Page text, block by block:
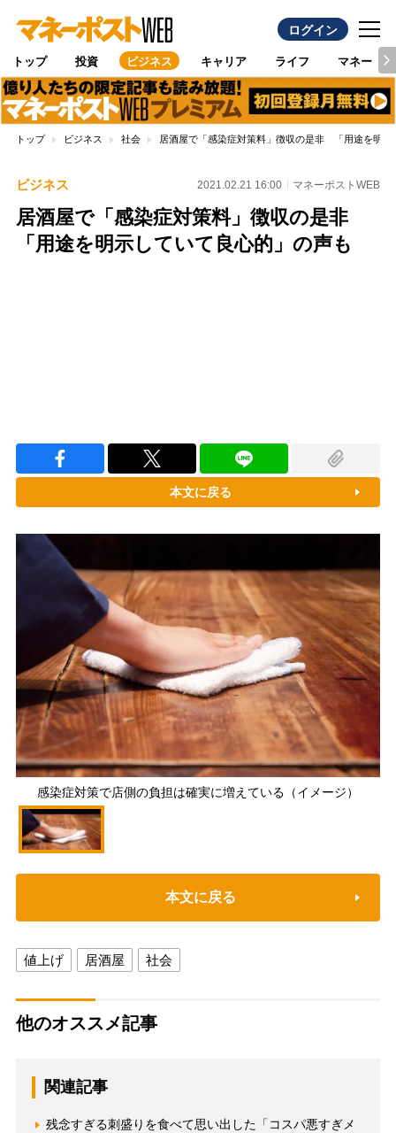
ログイン
トップ 投資 ビジネス キャリア ライフ マネー
トップ ビジネス 社会 居酒屋で「感染症対策料」徴収の是非 「用途を明示
ビジネス 2021.02.21 16:00 マネーポストWEB
居酒屋で「感染症対策料」徴収の是非
「用途を明示していて良心的」の声も
本文に戻る
感染症対策で店側の負担は確実に増えている（イメージ）
本文に戻る
値上げ 居酒屋 社会
他のオススメ記事
関連記事
残念すぎる刺盛りを食べて思い出した「コスパ悪すぎメ